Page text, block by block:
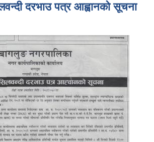
दरभाउ पत्र आह्वानको सूचना